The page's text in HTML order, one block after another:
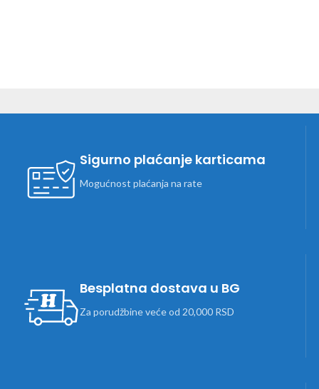
Sigurno plaćanje karticama
Mogućnost plaćanja na rate
Besplatna dostava u BG
Za porudžbine veće od 20,000 RSD